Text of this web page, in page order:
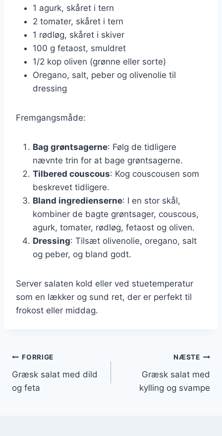
1 agurk, skåret i tern
2 tomater, skåret i tern
1 rødløg, skåret i skiver
100 g fetaost, smuldret
1/2 kop oliven (grønne eller sorte)
Oregano, salt, peber og olivenolie til
dressing
Fremgangsmåde:
Bag grøntsagerne: Følg de tidligere
nævnte trin for at bage grøntsagerne.
Tilbered couscous: Kog couscousen som
beskrevet tidligere.
Bland ingredienserne: I en stor skål,
kombiner de bagte grøntsager, couscous,
agurk, tomater, rødløg, fetaost og oliven.
Dressing: Tilsæt olivenolie, oregano, salt
og peber, og bland godt.
Server salaten kold eller ved stuetemperatur
som en lækker og sund ret, der er perfekt til
frokost eller middag.
Indlægsnavigation
FORRIGE
Græsk salat med dild
og feta
NÆSTE
Græsk salat med
kylling og svampe